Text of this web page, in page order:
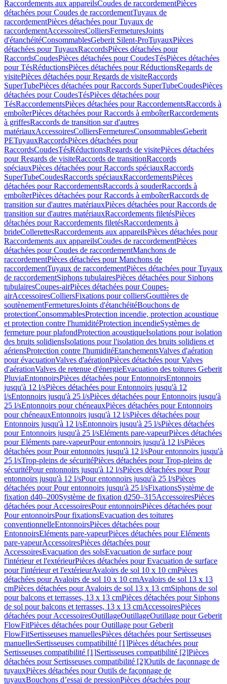
Raccordements aux appareilsCoudes de raccordementPièces
détachées pour Coudes de raccordementTuyaux de
raccordementPièces détachées pour Tuyaux de
raccordementAccessoiresColliersFermeturesJoints
d'étanchéitéConsommablesGeberit Silent-ProTuyauxPièces
détachées pour TuyauxRaccordsPièces détachées pour
RaccordsCoudesPièces détachées pour CoudesTésPièces détachées
pour TésRéductionsPièces détachées pour RéductionsRegards de
visitePièces détachées pour Regards de visiteRaccords
SuperTubePièces détachées pour Raccords SuperTubeCoudesPièces
détachées pour CoudesTésPièces détachées pour
TésRaccordementsPièces détachées pour RaccordementsRaccords à
emboîterPièces détachées pour Raccords à emboîterRaccordements
à griffesRaccords de transition sur d'autres
matériauxAccessoiresColliersFermeturesConsommablesGeberit
PETuyauxRaccordsPièces détachées pour
RaccordsCoudesTésRéductionsRegards de visitePièces détachées
pour Regards de visiteRaccords de transitionRaccords
spéciauxPièces détachées pour Raccords spéciauxRaccords
SuperTubeCoudesRaccords spéciauxRaccordementsPièces
détachées pour RaccordementsRaccords à souderRaccords à
emboîterPièces détachées pour Raccords à emboîterRaccords de
transition sur d'autres matériauxPièces détachées pour Raccords de
transition sur d'autres matériauxRaccordements filetésPièces
détachées pour Raccordements filetésRaccordements à
brideCollerettesRaccordements aux appareilsPièces détachées pour
Raccordements aux appareilsCoudes de raccordementPièces
détachées pour Coudes de raccordementManchons de
raccordementPièces détachées pour Manchons de
raccordementTuyaux de raccordementPièces détachées pour Tuyaux
de raccordementSiphons tubulairesPièces détachées pour Siphons
tubulairesCoupes-airPièces détachées pour Coupes-
airAccessoiresColliersFixations pour colliersGouttières de
soutènementFermeturesJoints d'étanchéitéBouchons de
protectionConsommablesProtection incendie, protection acoustique
et protection contre l'humiditéProtection incendieSystèmes de
fermeture pour plafondProtection acoustiqueIsolations pour isolation
des bruits solidiensIsolations pour l'isolation des bruits solidiens et
aériensProtection contre l'humiditéEtanchementsValves d'aération
pour évacuationValves d'aérationPièces détachées pour Valves
d'aérationValves de retenue d'énergieEvacuation des toitures Geberit
PluviaEntonnoirsPièces détachées pour EntonnoirsEntonnoirs
jusqu'à 12 l/sPièces détachées pour Entonnoirs jusqu'à 12
l/sEntonnoirs jusqu'à 25 l/sPièces détachées pour Entonnoirs jusqu'à
25 l/sEntonnoirs pour chéneauxPièces détachées pour Entonnoirs
pour chéneauxEntonnoirs jusqu'à 12 l/sPièces détachées pour
Entonnoirs jusqu'à 12 l/sEntonnoirs jusqu'à 25 l/sPièces détachées
pour Entonnoirs jusqu'à 25 l/sEléments pare-vapeurPièces détachées
pour Eléments pare-vapeurPour entonnoirs jusqu'à 12 l/sPièces
détachées pour Pour entonnoirs jusqu'à 12 l/sPour entonnoirs jusqu'à
25 l/sTrop-pleins de sécuritéPièces détachées pour Trop-pleins de
sécuritéPour entonnoirs jusqu'à 12 l/sPièces détachées pour Pour
entonnoirs jusqu'à 12 l/sPour entonnoirs jusqu'à 25 l/sPièces
détachées pour Pour entonnoirs jusqu'à 25 l/sFixationsSystème de
fixation d40–200Système de fixation d250–315AccessoiresPièces
détachées pour AccessoiresPour entonnoirsPièces détachées pour
Pour entonnoirsPour fixationsEvacuation des toitures
conventionnelleEntonnoirsPièces détachées pour
EntonnoirsEléments pare-vapeurPièces détachées pour Eléments
pare-vapeurAccessoiresPièces détachées pour
AccessoiresEvacuation des solsEvacuation de surface pour
l'intérieur et l'extérieurPièces détachées pour Evacuation de surface
pour l'intérieur et l'extérieurAvaloirs de sol 10 x 10 cmPièces
détachées pour Avaloirs de sol 10 x 10 cmAvaloirs de sol 13 x 13
cmPièces détachées pour Avaloirs de sol 13 x 13 cmSiphons de sol
pour balcons et terrasses, 13 x 13 cmPièces détachées pour Siphons
de sol pour balcons et terrasses, 13 x 13 cmAccessoiresPièces
détachées pour AccessoiresOutillageOutillageOutillage pour Geberit
FlowFitPièces détachées pour Outillage pour Geberit
FlowFitSertisseuses manuellesPièces détachées pour Sertisseuses
manuellesSertisseuses compatibilité [1]Pièces détachées pour
Sertisseuses compatibilité [1]Sertisseuses compatibilité [2]Pièces
détachées pour Sertisseuses compatibilité [2]Outils de façonnage de
tuyauxPièces détachées pour Outils de façonnage de
tuyauxBouchons d’essai de pressionPièces détachées pour